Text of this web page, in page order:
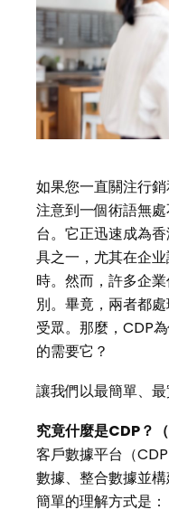
如果您一直關注行
注意到一個術語無
台。它正迅速成為
具之一，尤其在企
時。然而，許多企
別。畢竟，兩者都
受眾。那麼，CDP
的需要它？
讓我們以最簡單、最
究竟什麼是CDP？
客戶數據平台（
數據、整合數據並
簡單的理解方式是：